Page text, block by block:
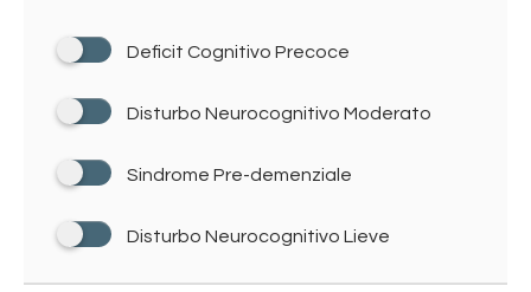
Deficit Cognitivo Precoce
Disturbo Neurocognitivo Moderato
Sindrome Pre-demenziale
Disturbo Neurocognitivo Lieve